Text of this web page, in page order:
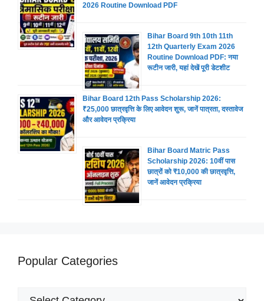
2026 Routine Download PDF
Bihar Board 9th 10th 11th
12th Quarterly Exam 2026
Routine Download PDF: नया
रूटीन जारी, यहां देखें पूरी डेटशीट
Bihar Board 12th Pass Scholarship 2026:
₹25,000 छात्रवृत्ति के लिए आवेदन शुरू, जानें पात्रता, दस्तावेज
और आवेदन प्रक्रिया
Bihar Board Matric Pass
Scholarship 2026: 10वीं पास
छात्रों को ₹10,000 की छात्रवृत्ति,
जानें आवेदन प्रक्रिया
Popular Categories
Popular